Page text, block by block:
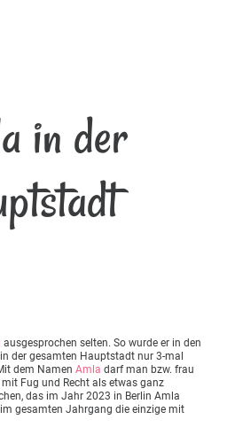
in der
ausgesprochen selten. So wurde er in den
der gesamten Hauptstadt nur 3-mal
dem Namen Amla darf man bzw. frau
Fug und Recht als etwas ganz
das im Jahr 2023 in Berlin Amla
gesamten Jahrgang die einzige mit